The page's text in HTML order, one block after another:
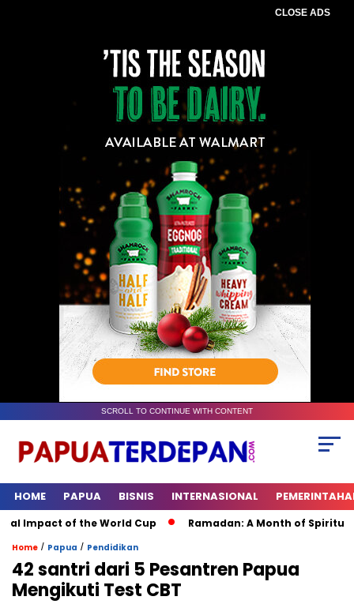
CLOSE ADS
SCROLL TO CONTINUE WITH CONTENT
HOME PAPUA BISNIS INTERNASIONAL
of the World Cup Ramadan: A Month of Spiritual
Home / Papua / Pendidikan
42 santri dari 5 Pesantren Papua
Mengikuti Test CBT